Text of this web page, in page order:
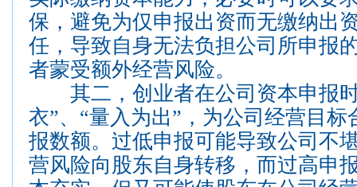
保，避免为仅申报出资而无缴纳出
任，导致自身无法负担公司所申报
者蒙受额外经营风险。
其二，创业者在公司资本申报
衣”、“量入为出”，为公司经营目
报数额。过低申报可能导致公司不
营风险向股东自身转移，而过高申